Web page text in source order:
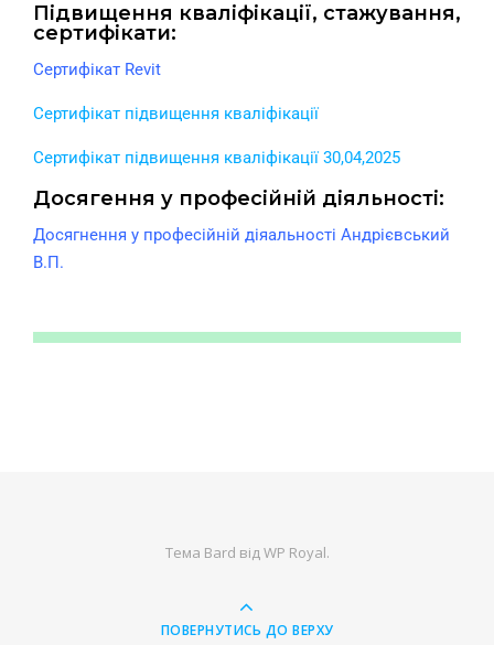
Підвищення кваліфікації, стажування,
сертифікати:
Сертифікат Revit
Сертифікат підвищення кваліфікації
Сертифікат підвищення кваліфікації 30,04,2025
Досягення у професійній діяльності:
Досягнення у професійній діяальності Андрієвський
В.П.
Тема Bard відWP Royal.
ПОВЕРНУТИСЬ ДО ВЕРХУ